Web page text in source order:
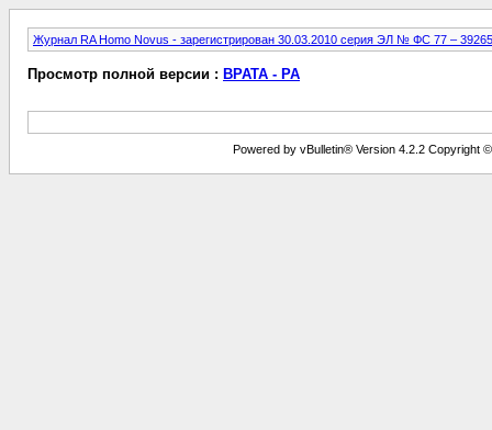
Журнал RA Homo Novus - зарегистрирован 30.03.2010 серия ЭЛ № ФС 77 –
Просмотр полной версии : ВРАТА - РА
Powered by vBulletin® Version 4.2.2 Copyright